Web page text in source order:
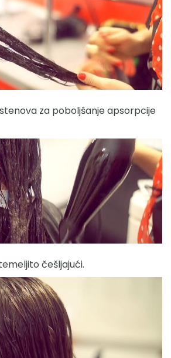
za poboljšanje apsorpcije
češljajući.